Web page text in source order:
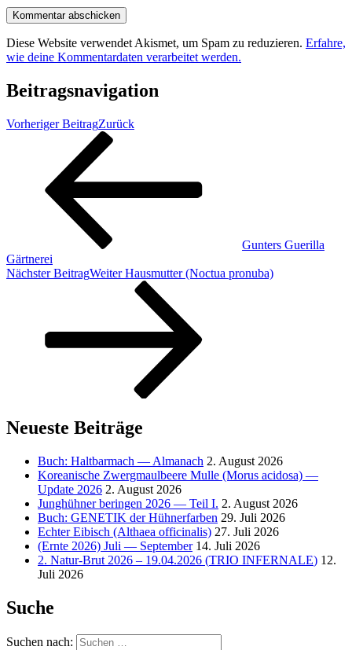
Diese Website verwendet Akismet, um Spam zu reduzieren. Erfahre,
wie deine Kommentardaten verarbeitet werden.
Beitragsnavigation
Vorheriger BeitragZurück
Gunters Guerilla
Gärtnerei
Nächster BeitragWeiter Hausmutter (Noctua pronuba)
Neueste Beiträge
Buch: Haltbarmach — Almanach 2. August 2026
Koreanische Zwergmaulbeere Mulle (Morus acidosa) —
Update 2026 2. August 2026
Junghühner beringen 2026 — Teil I. 2. August 2026
Buch: GENETIK der Hühnerfarben 29. Juli 2026
Echter Eibisch (Althaea officinalis) 27. Juli 2026
(Ernte 2026) Juli — September 14. Juli 2026
2. Natur-Brut 2026 – 19.04.2026 (TRIO INFERNALE) 12.
Juli 2026
Suche
Suchen nach: